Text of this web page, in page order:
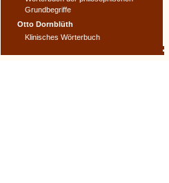
Grundbegriffe
Otto Dornblüth
Klinisches Wörterbuch